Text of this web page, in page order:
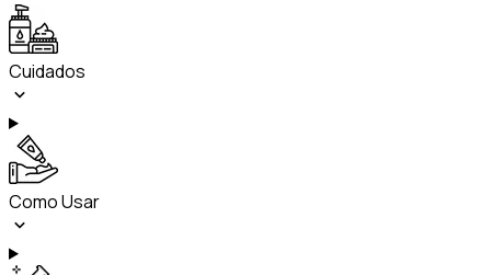
Cuidados
Como Usar